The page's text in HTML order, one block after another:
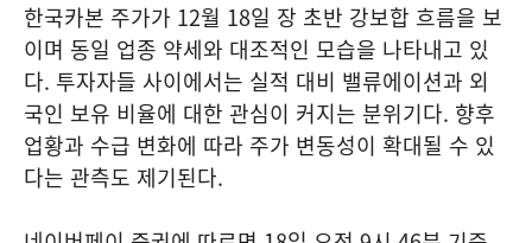
한국카본 주가가 12월 18일 장 초반 강보합 흐름을 보
이며 동일 업종 약세와 대조적인 모습을 나타내고 있
다. 투자자들 사이에서는 실적 대비 밸류에이션과 외
국인 보유 비율에 대한 관심이 커지는 분위기다. 향후
업황과 수급 변화에 따라 주가 변동성이 확대될 수 있
다는 관측도 제기된다.